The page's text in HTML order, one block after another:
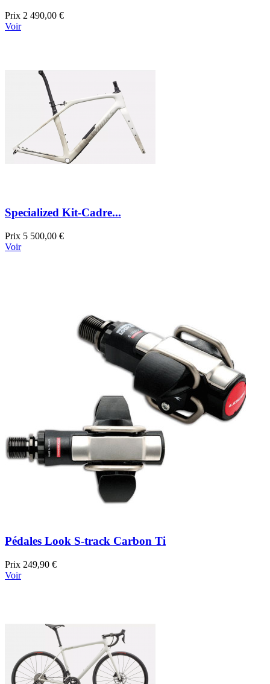
Prix 2 490,00 €
Voir
Specialized Kit-Cadre...
Prix 5 500,00 €
Voir
Pédales Look S-track Carbon Ti
Prix 249,90 €
Voir